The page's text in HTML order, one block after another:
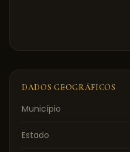
DADOS GEOGRÁFICOS
Município
Estado